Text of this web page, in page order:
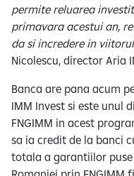
permite reluarea
primavara acestui an,
da si incredere in
Nicolescu, director Aria
Banca are pana acum
IMM Invest si este unul
FNGIMM in acest
sa ia credit de la banci
totala a garantiilor